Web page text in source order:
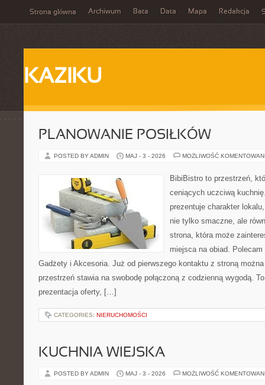
Strona główna Archiwum Bata Data Mapa Redakcja
KAZIKU
PLANOWANIE POSIŁKÓW
POSTED BY ADMIN MAJ - 3 - 2026 MOŻLIWOŚĆ
BibiBistro to przestrzeń,
ceniących uczciwą
prezentuje charakter
nie tylko smaczne, ale
strona, która może
miejsca na obiad.
Gadżety i Akcesoria. Już od pierwszego kontaktu z stroną
przestrzeń stawia na swobodę połączoną z codzienną wygodą.
prezentacja oferty, […]
CATEGORIES: NIERUCHOMOŚCI
KUCHNIA WIEJSKA
POSTED BY ADMIN MAJ - 3 - 2026 MOŻLIWOŚĆ